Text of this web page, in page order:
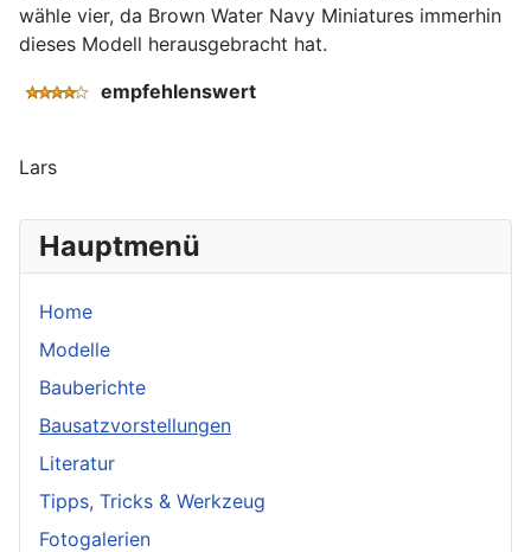
Hauptmenü
Home
Modelle
Bauberichte
Bausatzvorstellungen
Literatur
Tipps, Tricks & Werkzeug
Fotogalerien
wähle vier, da Brown Water Navy Miniatures immerhin
dieses Modell herausgebracht hat.
empfehlenswert
Lars